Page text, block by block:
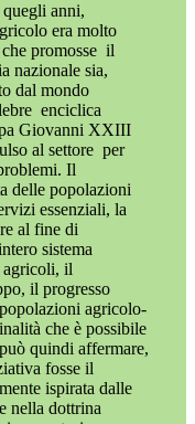
anni,
era molto
promosse il
nazionale sia,
dal mondo
enciclica
Giovanni XXIII
al settore per
Il
delle popolazioni
essenziali, la
al fine di
sistema
agricoli, il
il progresso
agricolo-
che è possibile
quindi affermare,
fosse il
ispirata dalle
nella dottrina